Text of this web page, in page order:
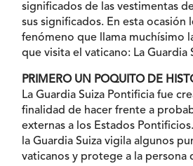
significados de las vestimentas
sus significados. En esta ocasión
fenómeno que llama muchísimo
que visita el vaticano: La Guardia
PRIMERO UN POQUITO DE
La Guardia Suiza Pontificia fue
finalidad de hacer frente a
externas a los Estados
la Guardia Suiza vigila algunos
vaticanos y protege a la persona